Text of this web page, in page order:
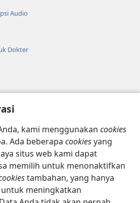
kami menggunakan cookies
Ada beberapa cookiesyang
situs web kami dapat
memilih untuk menonaktifkan
tambahan, yang hanya
meningkatkan
Audio
Dokter
Menara Pengawal